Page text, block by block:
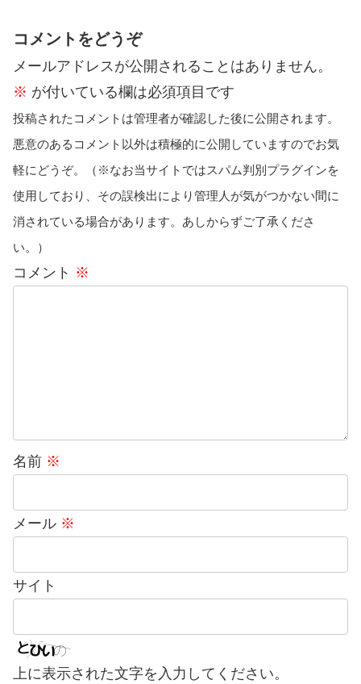
コメントをどうぞ
メールアドレスが公開されることはありません。
※ が付いている欄は必須項目です
投稿されたコメントは管理者が確認した後に公開されます。
悪意のあるコメント以外は積極的に公開していますのでお気
軽にどうぞ。（※なお当サイトではスパム判別プラグインを
使用しており、その誤検出により管理人が気がつかない間に
消されている場合があります。あしからずご了承くださ
い。）
コメント ※
名前 ※
メール ※
サイト
上に表示された文字を入力してください。